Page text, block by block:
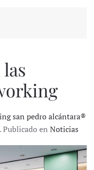
san pedro alcántara®
Publicado en Noticias